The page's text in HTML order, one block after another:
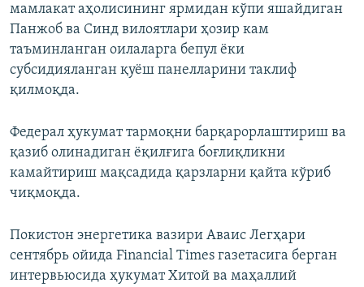
мамлакат аҳолисининг ярмидан кўпи яшайдиган
Панжоб ва Синд вилоятлари ҳозир кам
таъминланган оилаларга бепул ёки
субсидияланган қуёш панелларини таклиф
қилмоқда.
Федерал ҳукумат тармоқни барқарорлаштириш ва
қазиб олинадиган ёқилғига боғлиқликни
камайтириш мақсадида қарзларни қайта кўриб
чиқмоқда.
Покистон энергетика вазири Аваис Легҳари
сентябрь ойида Financial Times газетасига берган
интервьюсида ҳукумат Хитой ва маҳаллий